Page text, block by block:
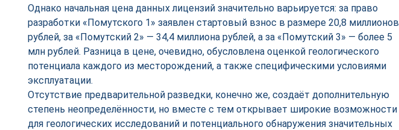
Однако начальная цена данных лицензий значительно варьируется: за право
разработки «Помутского 1» заявлен стартовый взнос в размере 20,8 миллионов
рублей, за «Помутский 2» — 34,4 миллиона рублей, а за «Помутский 3» — более 5
млн рублей. Разница в цене, очевидно, обусловлена оценкой геологического
потенциала каждого из месторождений, а также специфическими условиями
эксплуатации.
Отсутствие предварительной разведки, конечно же, создаёт дополнительную
степень неопределённости, но вместе с тем открывает широкие возможности
для геологических исследований и потенциального обнаружения значительных